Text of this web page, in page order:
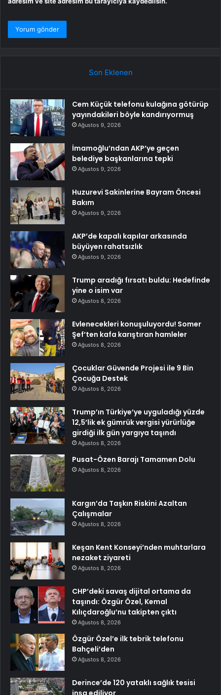
Son Eklenen
Cem Küçük telefonu kulağına götürüp
yayındakileri böyle kandırıyormuş
Ağustos 9, 2026
İmamoğlu’ndan AKP’ye geçen
belediye başkanlarına tepki
Ağustos 9, 2026
Huzurevi Sakinlerine Bayram Öncesi
Bakım
Ağustos 9, 2026
AKP’de kapalı kapılar arkasında
büyüyen rahatsızlık
Ağustos 9, 2026
Trump aradığı fırsatı buldu: Hedefinde
yine o isim var
Ağustos 8, 2026
Evlenecekleri konuşuluyordu! Somer
Şef’ten kafa karıştıran hamleler
Ağustos 8, 2026
Çocuklar Güvende Projesi ile 9 Bin
Çocuğa Destek
Ağustos 8, 2026
Trump’ın Türkiye’ye uyguladığı yüzde
12,5’lik ek gümrük vergisi yürürlüğe
girdiği ilk gün yargıya taşındı
Ağustos 8, 2026
Pusat-Özen Barajı Tamamen Dolu
Ağustos 8, 2026
Kargın’da Taşkın Riskini Azaltan
Çalışmalar
Ağustos 8, 2026
Keşan Kent Konseyi’nden muhtarlara
nezaket ziyareti
Ağustos 8, 2026
CHP’deki savaş dijital ortama da
taşındı: Özgür Özel, Kemal
Kılıçdaroğlu’nu takipten çıktı
Ağustos 8, 2026
Özgür Özel’e ilk tebrik telefonu
Bahçeli’den
Ağustos 8, 2026
Derince’de 120 yataklı sağlık tesisi